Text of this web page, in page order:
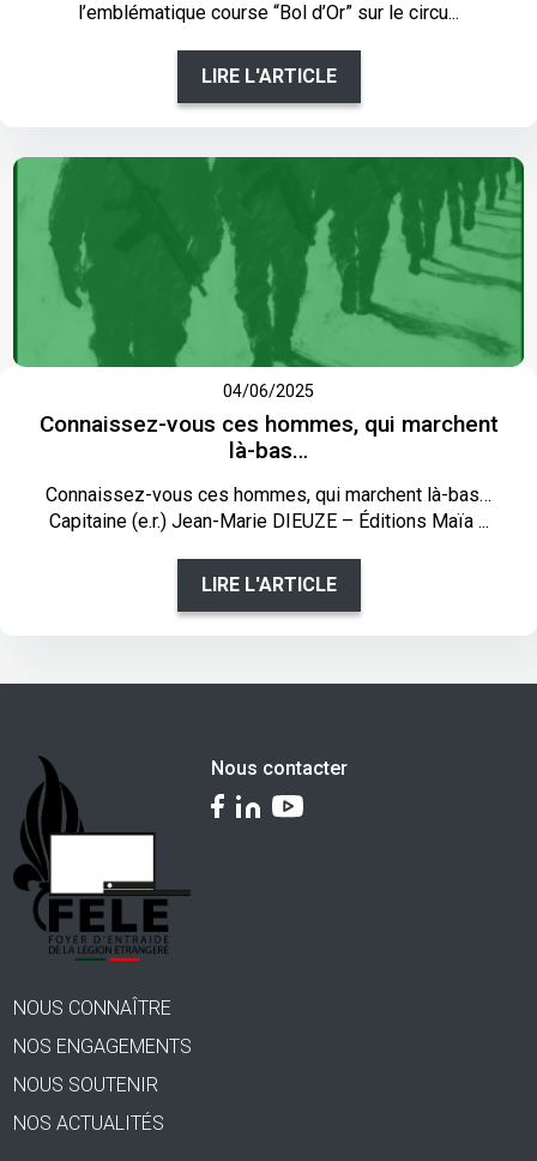
l’emblématique course “Bol d’Or” sur le circu...
LIRE L'ARTICLE
04/06/2025
Connaissez-vous ces hommes, qui marchent
là-bas…
Connaissez-vous ces hommes, qui marchent là-bas…
Capitaine (e.r.) Jean-Marie DIEUZE – Éditions Maïa ...
LIRE L'ARTICLE
Nous contacter
NOUS CONNAÎTRE
NOS ENGAGEMENTS
NOUS SOUTENIR
NOS ACTUALITÉS